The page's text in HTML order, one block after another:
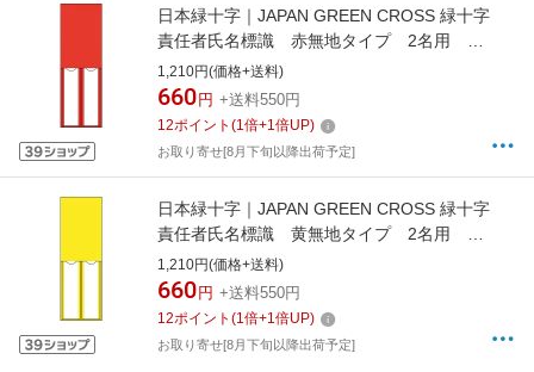
日本緑十字｜JAPAN GREEN CROSS 緑十字
責任者氏名標識 赤無地タイプ 2名用
150×50mm 名札差込式 エンビ 046221
1,210円(価格+送料)
660 円 +送料550円
12ポイント (1倍+1倍UP)
お取り寄せ[8月下旬以降出荷予定]
日本緑十字｜JAPAN GREEN CROSS 緑十字
責任者氏名標識 黄無地タイプ 2名用
150×50mm 名札差込式 エンビ 046222
1,210円(価格+送料)
660 円 +送料550円
12ポイント (1倍+1倍UP)
お取り寄せ[8月下旬以降出荷予定]